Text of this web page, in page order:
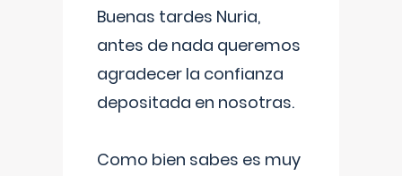
Buenas tardes Nuria,
antes de nada queremos
agradecer la confianza
depositada en nosotras.
Como bien sabes es muy